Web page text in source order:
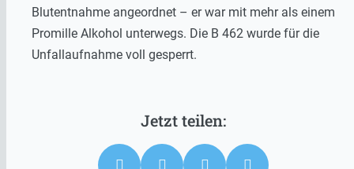
Blutentnahme angeordnet – er war mit mehr als einem
Promille Alkohol unterwegs. Die B 462 wurde für die
Unfallaufnahme voll gesperrt.